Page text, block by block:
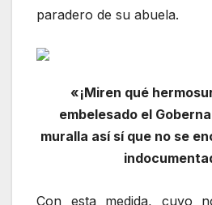
paradero de su abuela.
«¡Miren qué
embelesado el
muralla así sí que no se
Con esta medida, cuyo